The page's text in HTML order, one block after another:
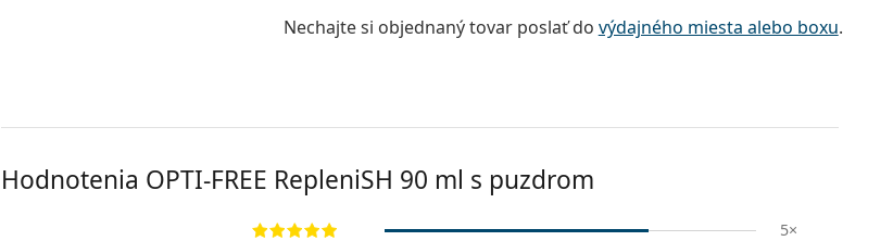
Nechajte si objednaný tovar poslať do výdajného miesta alebo boxu.
Hodnotenia OPTI-FREE RepleniSH 90 ml s puzdrom
5×